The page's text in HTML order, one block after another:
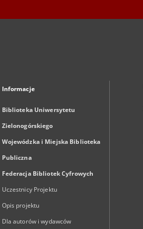
Informacje
Biblioteka Uniwersytetu
Zielonogórskiego
Wojewódzka i Miejska Biblioteka
Publiczna
Federacja Bibliotek Cyfrowych
Uczestnicy Projektu
Opis projektu
Dla autorów i wydawców